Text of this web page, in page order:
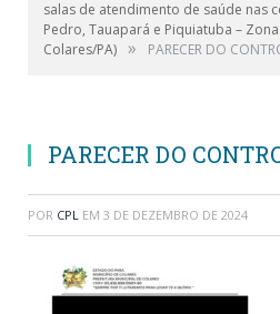
salas de atendimento de saúde nas
Pedro, Tauapará e Piquiatuba –
Colares/PA) » PARECER DO
PARECER DO
POR CPL EM 3 DE DEZEMBRO DE 2024